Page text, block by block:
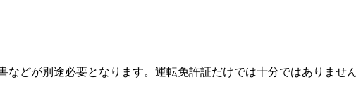
どが別途必要となります。運転免許証だけでは十分ではありません